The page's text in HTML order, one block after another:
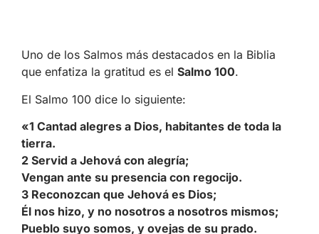
Uno de los Salmos más destacados en la Biblia
que enfatiza la gratitud es el Salmo 100.
El Salmo 100 dice lo siguiente:
«1 Cantad alegres a Dios, habitantes de toda la
tierra.
2 Servid a Jehová con alegría;
Vengan ante su presencia con regocijo.
3 Reconozcan que Jehová es Dios;
Él nos hizo, y no nosotros a nosotros mismos;
Pueblo suyo somos, y ovejas de su prado.